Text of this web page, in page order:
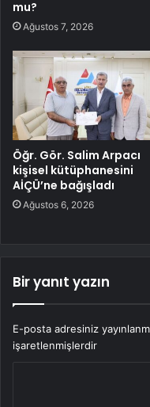
mu?
Ağustos 7, 2026
Öğr. Gör. Salim Arpacı
kişisel kütüphanesini
AİÇÜ’ne bağışladı
Ağustos 6, 2026
Bir yanıt yazın
E-posta adresiniz
işaretlenmişlerdir